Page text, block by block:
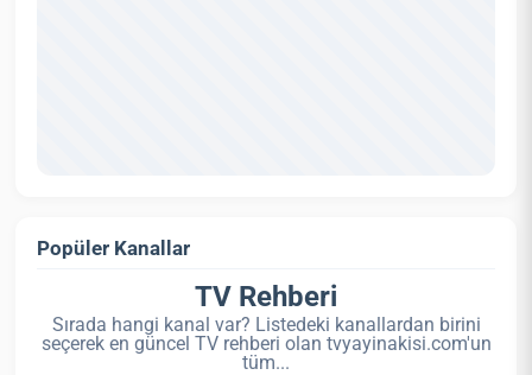
Popüler Kanallar
TV Rehberi
Sırada hangi kanal var? Listedeki kanallardan birini
seçerek en güncel TV rehberi olan tvyayinakisi.com'un
tüm...